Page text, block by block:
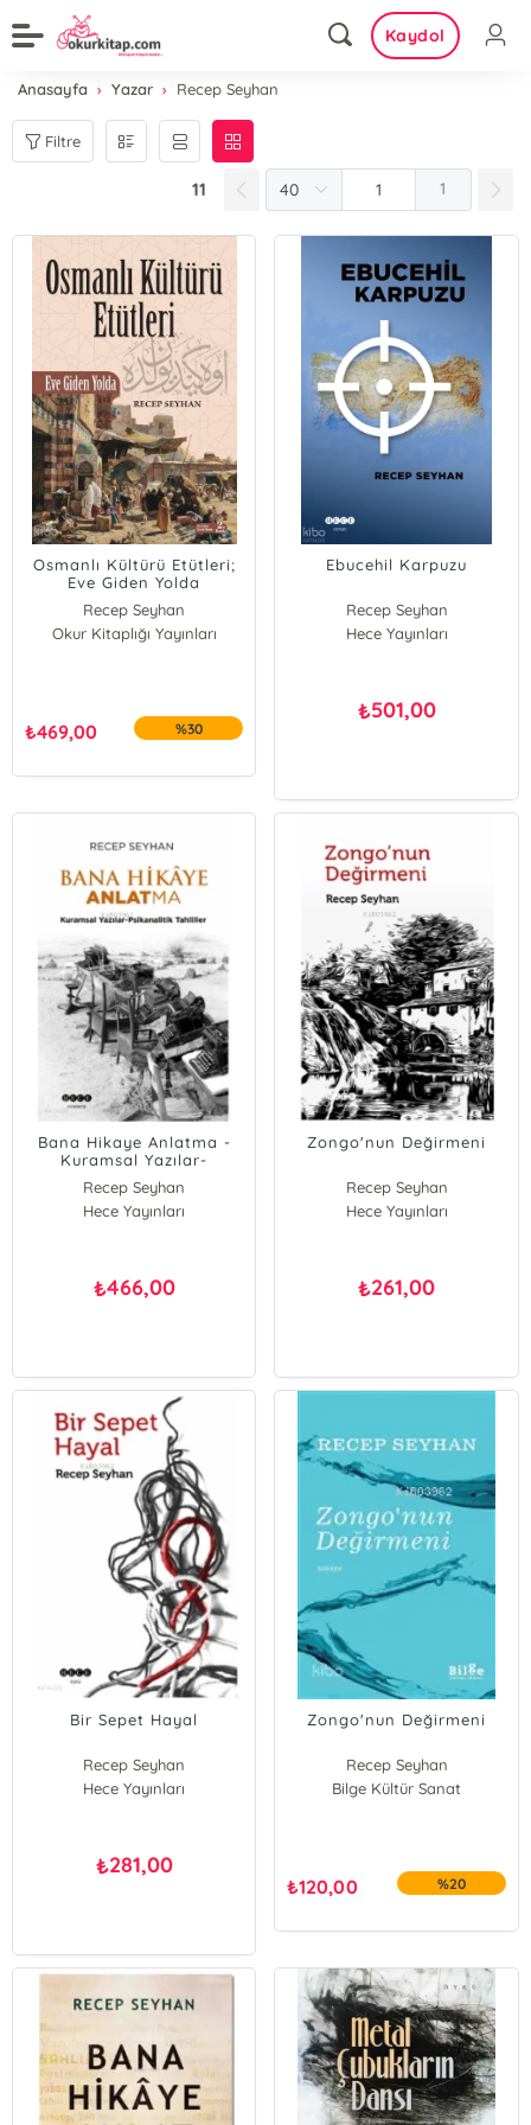
Kaydol
Anasayfa Yazar Recep Seyhan
Filtre
11 1
Osmanlı Kültürü Etütleri;
Eve Giden Yolda
Recep Seyhan
Okur Kitaplığı Yayınları
₺469,00 %30
Ebucehil Karpuzu
Recep Seyhan
Hece Yayınları
₺501,00
Bana Hikaye Anlatma -
Kuramsal Yazılar-
Psikanalitik Tahliller
Recep Seyhan
Hece Yayınları
₺466,00
Zongo'nun Değirmeni
Recep Seyhan
Hece Yayınları
₺261,00
Bir Sepet Hayal
Recep Seyhan
Hece Yayınları
₺281,00
Zongo'nun Değirmeni
Recep Seyhan
Bilge Kültür Sanat
₺120,00 %20